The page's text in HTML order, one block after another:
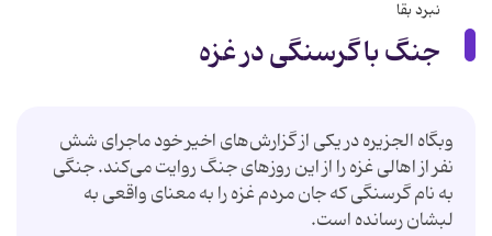
نبرد بقا
جنگ با گرسنگی در غزه
وبگاه الجزیره در یکی از گزارش‌های اخیر خود ماجرای شش
نفر از اهالی غزه را از این روزهای جنگ روایت می‌کند. جنگی
به نام گرسنگی که جان مردم غزه را به معنای واقعی به
لبشان رسانده است.